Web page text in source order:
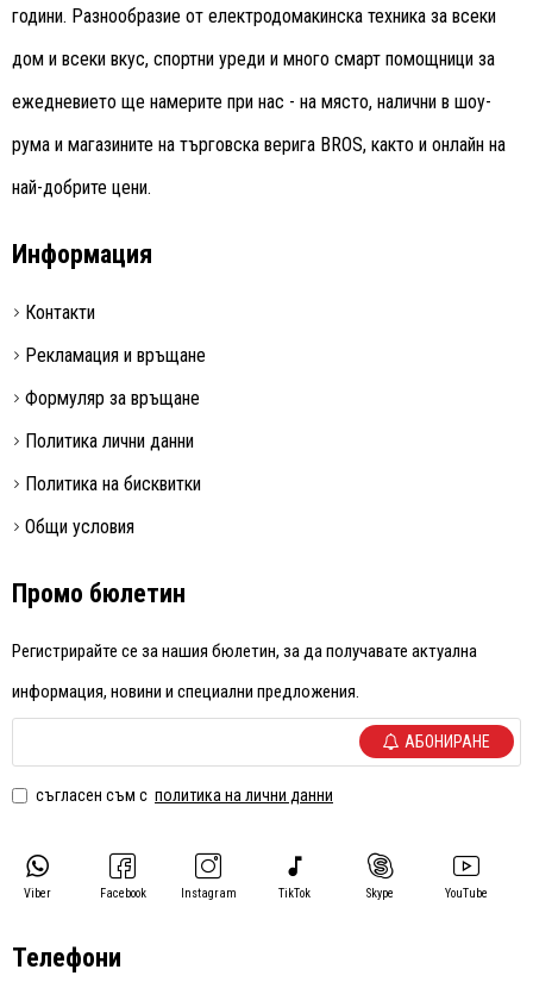
години. Разнообразие от електродомакинска техника за всеки
дом и всеки вкус, спортни уреди и много смарт помощници за
ежедневието ще намерите при нас - на място, налични в шоу-
рума и магазините на търговска верига BROS, както и онлайн на
най-добрите цени.
Информация
Контакти
Рекламация и връщане
Формуляр за връщане
Политика лични данни
Политика на бисквитки
Общи условия
Промо бюлетин
Регистрирайте се за нашия бюлетин, за да получавате актуална
информация, новини и специални предложения.
АБОНИРАНЕ
съгласен съм с политика на лични данни
Viber Facebook Instagram TikTok Skype YouTube
Телефони